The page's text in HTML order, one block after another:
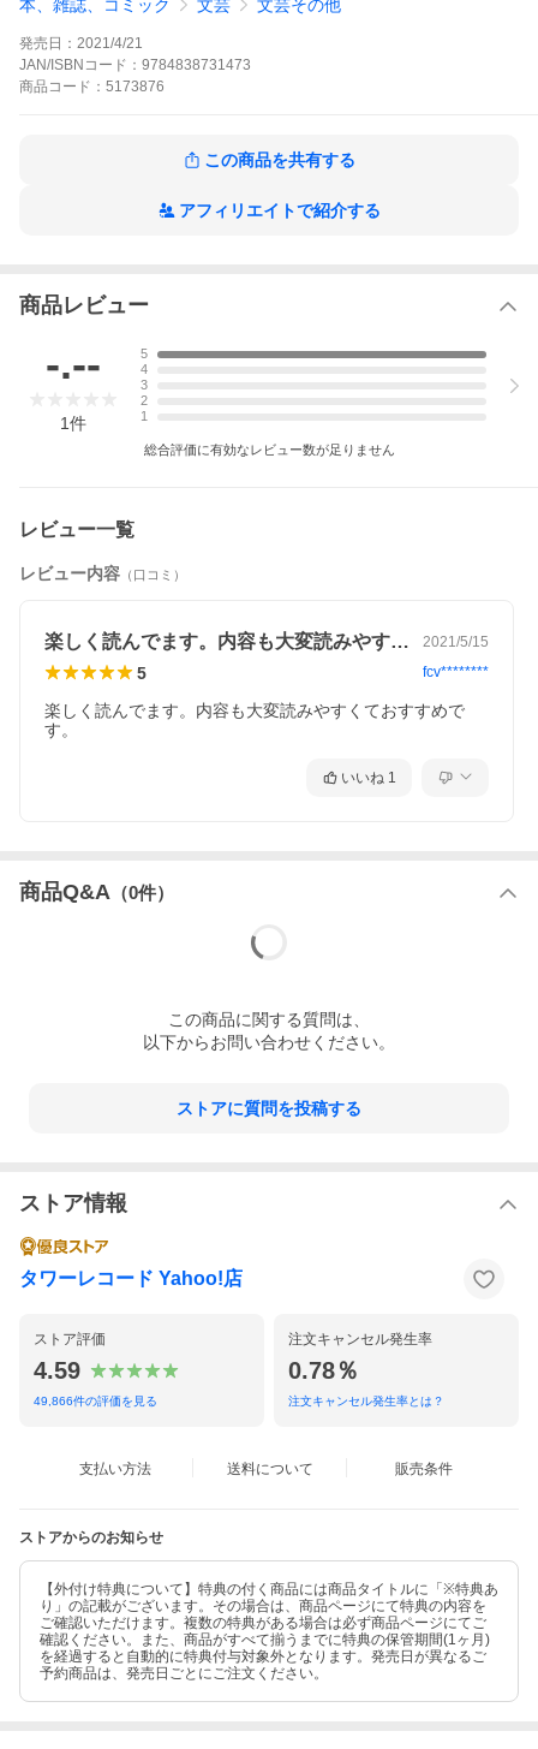
レーベル
SKU 9784838731473
本、雑誌、コミック 文芸 文芸その他
発売日： 2021/4/21
JAN/ISBNコード： 9784838731473
商品 コード： 5173876
この商品を共有する
アフィリエイトで紹介する
商品レビュー
-.--
1件
5
4
3
2
1
総合評価に有効なレビュー数が足りません
レビュー一覧
レビュー内容 （口コミ）
楽しく読んでます。内容も大変読みやすく… 2021/5/15
5 fcv********
楽しく読んでます。内容も大変読みやすくておすすめで
す。
いいね 1
商品Q&A （0件）
この商品に関する質問は、
以下からお問い合わせください。
ストアに質問を投稿する
ストア情報
タワーレコード Yahoo!店
ストア評価
4.59
49,866件の評価を見る
注文キャンセル発生率
0.78％
注文キャンセル発生率とは？
支払い方法 送料について 販売条件
ストアからのお知らせ
【外付け特典について】特典の付く商品には商品タイトルに「※特典あ
り」の記載がございます。その場合は、商品ページにて特典の内容を
ご確認いただけます。複数の特典がある場合は必ず商品ページにてご
確認ください。また、商品がすべて揃うまでに特典の保管期間(1ヶ月)
を経過すると自動的に特典付与対象外となります。発売日が異なるご
予約商品は、発売日ごとにご注文ください。